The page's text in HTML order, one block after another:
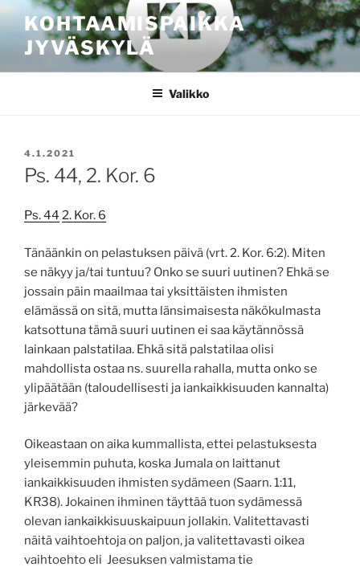
sisältöönKOHTAAMISPAIKKA
JYVÄSKYLÄ
Valikko
JULKAISTU
4.1.2021
Ps. 44, 2. Kor. 6
Ps. 44 2. Kor. 6
Tänäänkin on pelastuksen päivä (vrt. 2. Kor. 6:2). Miten
se näkyy ja/tai tuntuu? Onko se suuri uutinen? Ehkä se
jossain päin maailmaa tai yksittäisten ihmisten
elämässä on sitä, mutta länsimaisesta näkökulmasta
katsottuna tämä suuri uutinen ei saa käytännössä
lainkaan palstatilaa. Ehkä sitä palstatilaa olisi
mahdollista ostaa ns. suurella rahalla, mutta onko se
ylipäätään (taloudellisesti ja iankaikkisuuden kannalta)
järkevää?
Oikeastaan on aika kummallista, ettei pelastuksesta
yleisemmin puhuta, koska Jumala on laittanut
iankaikkisuuden ihmisten sydämeen (Saarn. 1:11,
KR38). Jokainen ihminen täyttää tuon sydämessä
olevan iankaikkisuuskaipuun jollakin. Valitettavasti
näitä vaihtoehtoja on paljon, ja valitettavasti oikea
vaihtoehto eli Jeesuksen valmistama tie